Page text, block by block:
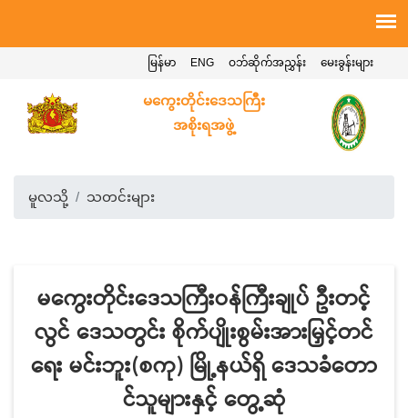
မေးခွန်းများ
ဝဘ်ဆိုက်အညွှန်း
ENG
မြန်မာ
မကွေးတိုင်းဒေသကြီး
အစိုးရအဖွဲ့
မူလသို့ သတင်းများ
မကွေးတိုင်းဒေသကြီးဝန်ကြီးချုပ် ဦးတင့်
လွင် ဒေသတွင်း စိုက်ပျိုးစွမ်းအားမြှင့်တင်
ရေး မင်းဘူး(စကု) မြို့နယ်ရှိ ဒေသခံတော
င်သူများနှင့် တွေ့ဆုံ